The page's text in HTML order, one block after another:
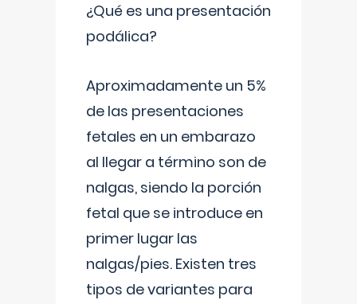
¿Qué es una presentación
podálica?
Aproximadamente un 5%
de las presentaciones
fetales en un embarazo
al llegar a término son de
nalgas, siendo la porción
fetal que se introduce en
primer lugar las
nalgas/pies. Existen tres
tipos de variantes para